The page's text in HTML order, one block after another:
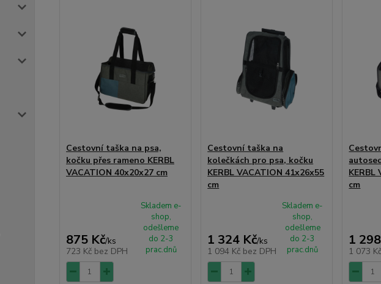
Cestovní taška na psa,
kočku přes rameno KERBL
VACATION 40x20x27 cm
875 Kč/ks
723 Kč bez DPH
Skladem e-
shop,
odešleme
do 2-3
prac.dnů
Cestovní taška na
kolečkách pro psa, kočku
KERBL VACATION 41x26x55
cm
1 324 Kč/ks
1 094 Kč bez DPH
Skladem e-
shop,
odešleme
do 2-3
prac.dnů
KERBL
cm
1
1 073 Kč